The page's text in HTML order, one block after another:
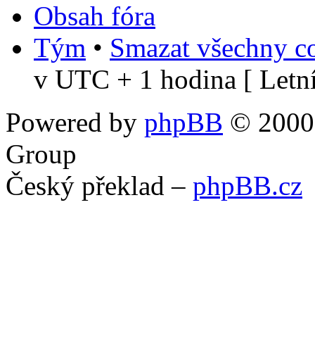
Obsah fóra
Tým • Smazat všechny
v UTC + 1 hodina [
Powered by phpBB ©
Group
Český překlad – phpBB.cz